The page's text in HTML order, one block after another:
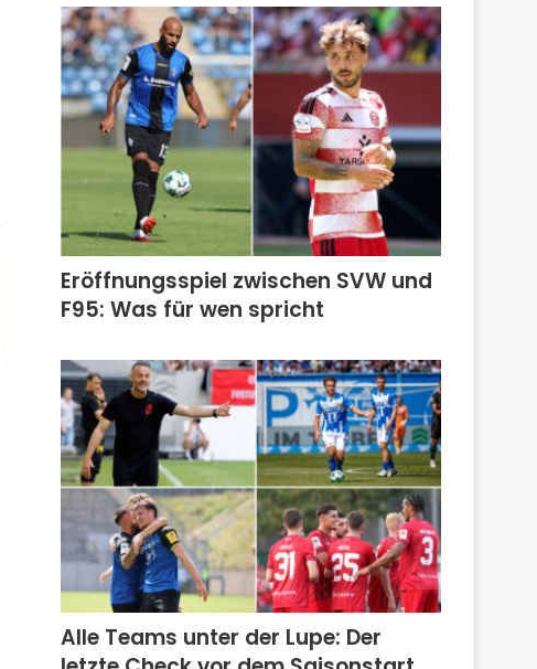
Eröffnungsspiel zwischen SVW und
F95: Was für wen spricht
Alle Teams unter der Lupe: Der